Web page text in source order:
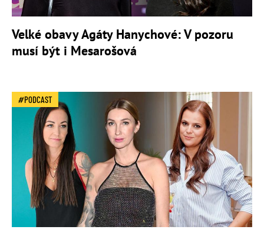
Velké obavy Agáty Hanychové: V pozoru
musí být i Mesarošová
PODCAST